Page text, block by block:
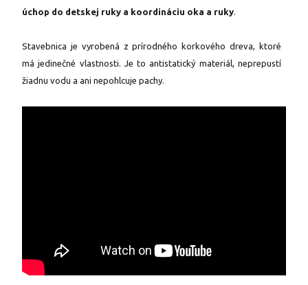
úchop do detskej ruky a koordináciu oka a ruky.
Stavebnica je vyrobená z prírodného korkového dreva, ktoré
má jedinečné vlastnosti. Je to antistatický materiál, neprepustí
žiadnu vodu a ani nepohlcuje pachy.